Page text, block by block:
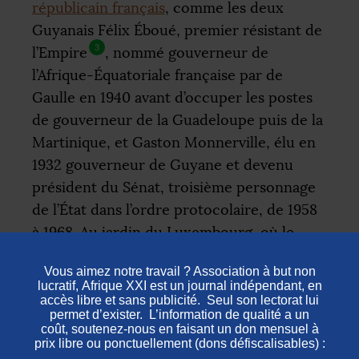
républicain français, comme les deux
Guyanais Félix Éboué, premier résistant de
l’Empire
3
, nommé gouverneur de
l’Afrique-Équatoriale française par de
Gaulle en 1940 avant d’occuper les postes
de gouverneur de la Guadeloupe puis de la
Martinique, et Gaston Monnerville, élu en
1932 gouverneur de Guyane et devenu
président du Sénat, troisième personnage
de l’État dans l’ordre protocolaire, de 1958
à 1968. Au jardin du Luxembourg, où le
depuis 2011 sur l’esplanade à son nom, Kévi
Donat sonde son public : comment
expliquer qu’un Noir ait eu accès à de telles
fonctions?«Ce n’est pas parce que la